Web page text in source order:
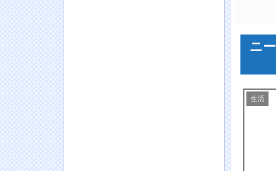
日本人の人口が42年ぶり1億2千万人割れ…91万人減の1億1973
ニ
生活